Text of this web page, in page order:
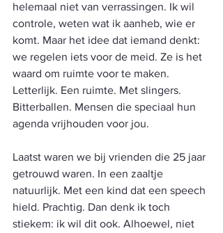
helemaal niet van verrassingen. Ik wil
controle, weten wat ik aanheb, wie er
komt. Maar het idee dat iemand denkt:
we regelen iets voor de meid. Ze is het
waard om ruimte voor te maken.
Letterlijk. Een ruimte. Met slingers.
Bitterballen. Mensen die speciaal hun
agenda vrijhouden voor jou.
Laatst waren we bij vrienden die 25 jaar
getrouwd waren. In een zaaltje
natuurlijk. Met een kind dat een speech
hield. Prachtig. Dan denk ik toch
stiekem: ik wil dit ook. Alhoewel, niet